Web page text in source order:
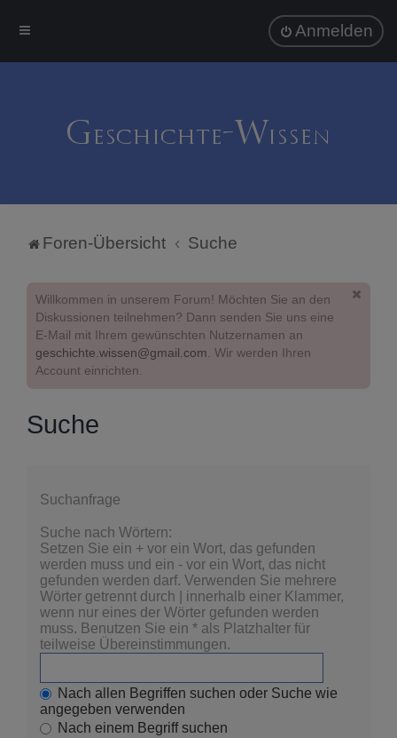
Anmelden
Foren-Übersicht Suche
Willkommen in unserem Forum! Möchten Sie an den
Diskussionen teilnehmen? Dann senden Sie uns eine
E-Mail mit Ihrem gewünschten Nutzernamen an
geschichte.wissen@gmail.com. Wir werden Ihren
Account einrichten.
Suche
Suchanfrage
Suche nach Wörtern:
Setzen Sie ein + vor ein Wort, das gefunden
werden muss und ein - vor ein Wort, das nicht
gefunden werden darf. Verwenden Sie mehrere
Wörter getrennt durch
innerhalb einer Klammer,
wenn nur eines der Wörter gefunden werden
muss. Benutzen Sie ein * als Platzhalter für
teilweise Übereinstimmungen.
Nach allen Begriffen suchen oder Suche wie
angegeben verwenden
Nach einem Begriff suchen